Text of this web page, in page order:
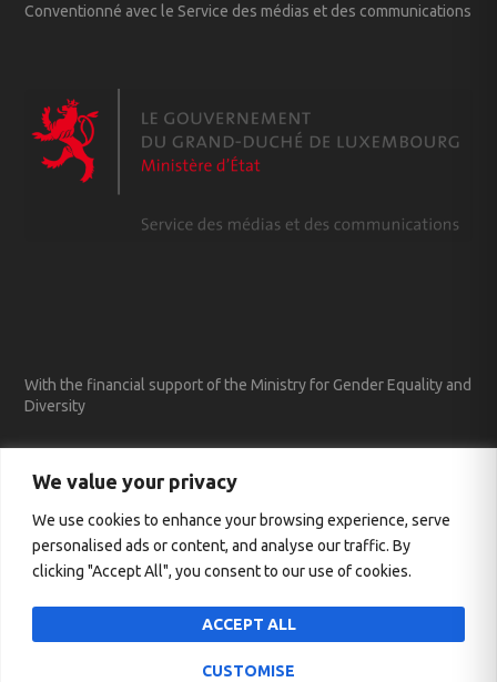
We value your privacy
We use cookies to enhance your browsing experience, serve
personalised ads or content, and analyse our traffic. By
clicking "Accept All", you consent to our use of cookies.
CUSTOMISE
ACCEPT ALL
Conventionné avec le Service des médias et des communications
With the financial support of the Ministry for Gender Equality and
Diversity